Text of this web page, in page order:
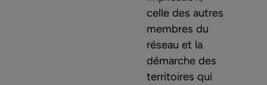
celle des autres
membres du
réseau et la
démarche des
territoires qui